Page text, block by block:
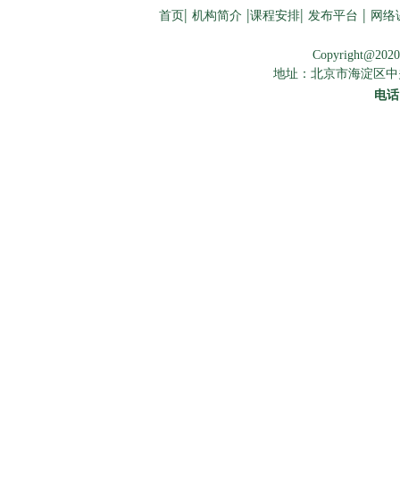
首页| 机构简介 |课程安排| 发布平台 | 网络
地址：北京市海淀区
电